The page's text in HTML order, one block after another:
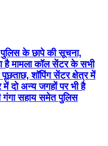
के छापे की सूचना,
है मामला कॉल सेंटर के सभी
पूछताछ, शॉपिंग सेंटर क्षेत्र में
दो अन्य जगहों पर भी है
गंगा सहाय समेत पुलिस